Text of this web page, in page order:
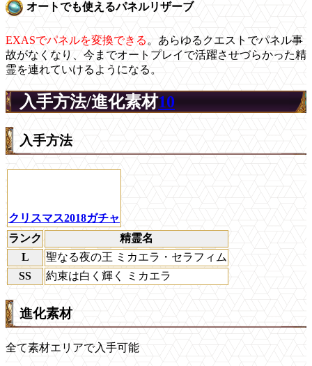
オートでも使えるパネルリザーブ
EXASでパネルを変換できる 。あらゆるクエストでパネル事
故がなくなり、今までオートプレイで活躍させづらかった精
霊を連れていけるようになる。
入手方法/進化素材10
入手方法
クリスマス2018ガチャ
ランク
精霊名
L
聖なる夜の王 ミカエラ・セラフィム
SS
約束は白く輝く ミカエラ
進化素材
全て素材エリアで入手可能